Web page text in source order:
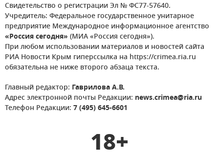
Свидетельство о регистрации Эл № ФС77-57640.
Учредитель: Федеральное государственное унитарное
предприятие Международное информационное агентство
«Россия сегодня» (МИА «Россия сегодня»).
При любом использовании материалов и новостей сайта
РИА Новости Крым гиперссылка на https://crimea.ria.ru
обязательна не ниже второго абзаца текста.
Главный редактор: Гаврилова А.В.
Адрес электронной почты Редакции: news.crimea@ria.ru
Телефон Редакции: 7 (495) 645-6601
18+